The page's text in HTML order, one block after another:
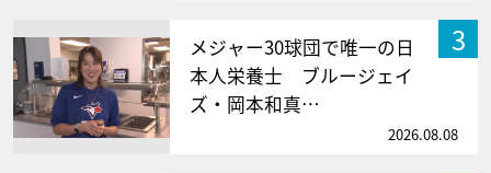
3
メジャー30球団で唯一の日
本人栄養士 ブルージェイ
ズ・岡本和真…
2026.08.08